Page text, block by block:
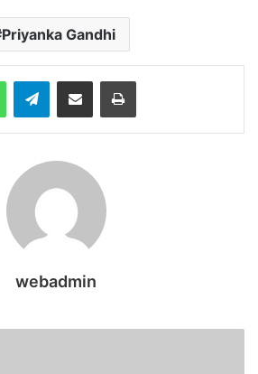
Priyanka Gandhi
WhatsAppTelegramShare via Email Print
webadmin